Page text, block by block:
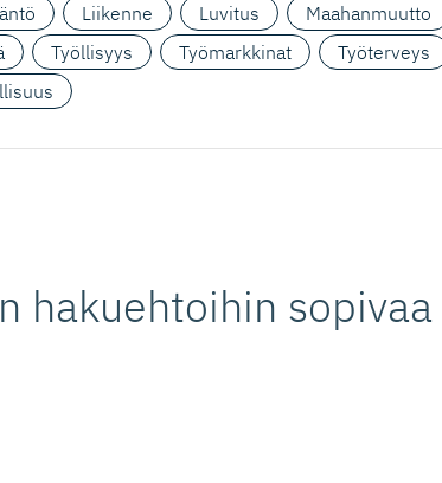
Liikenne Luvitus Maahanmuutto
Työllisyys Työmarkkinat Työterveys
hakuehtoihin sopivaa